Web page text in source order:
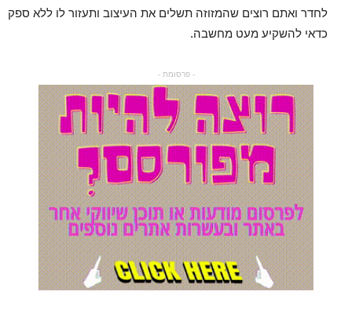
לחדר ואתם רוצים שהמזוזה תשלים את העיצוב ותעזור לו ללא ספק
כדאי להשקיע מעט מחשבה.
- פרסומת -